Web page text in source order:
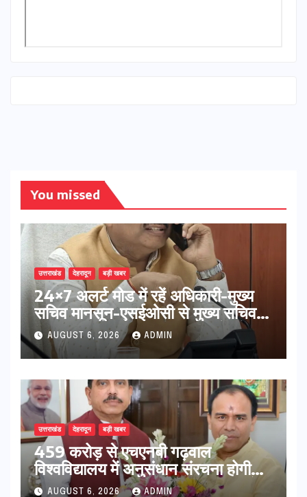
You missed
उत्तराखंड देहरादून बड़ी खबर
24×7 अलर्ट मोड में रहें अधिकारी-मुख्य
सचिव मानसून-एसईओसी से मुख्य सचिव ने
की विस्तृत समीक्षा कहा-बंद सड़कों को
शीघ्र खोला जाए, लोगों को न हो दिक्कत
AUGUST 6, 2026 ADMIN
उत्तराखंड देहरादून बड़ी खबर
459 करोड़ से एचएनबी गढ़वाल
विश्वविद्यालय में अनुसंधान संरचना होगी
सुदृढ,उच्च शिक्षा मंत्री धन सिंह रावत ने
AUGUST 6, 2026 ADMIN